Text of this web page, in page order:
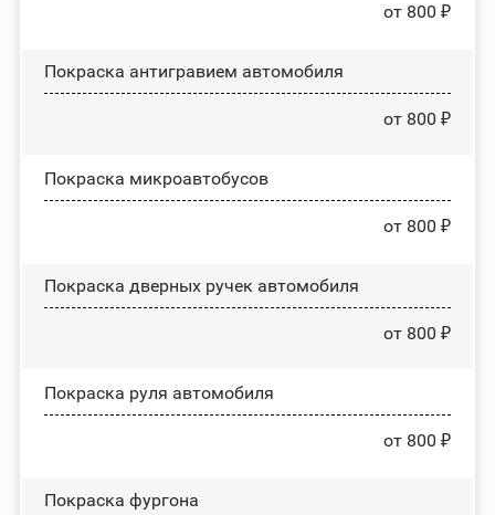
от 800 ₽
Покраска антигравием автомобиля
от 800 ₽
Покраска микроавтобусов
от 800 ₽
Покраска дверных ручек автомобиля
от 800 ₽
Покраска руля автомобиля
от 800 ₽
Покраска фургона